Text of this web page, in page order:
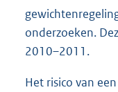
onderzoeken.
2010–2011.
Het risico van